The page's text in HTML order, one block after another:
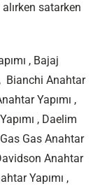
satarken
, Bajaj
, Bianchi Anahtar
Yapımı ,
, Daelim
Gas Anahtar
Anahtar
Yapımı ,